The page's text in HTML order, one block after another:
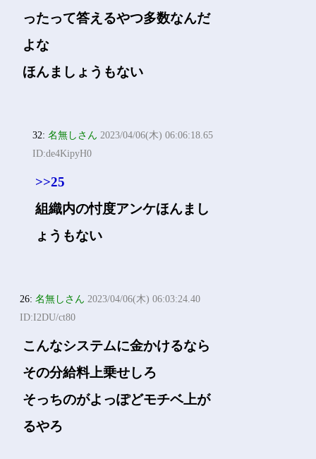
ったって答えるやつ多数なんだ
よな
ほんましょうもない
32:名無しさん 2023/04/06(木) 06:06:18.65
ID:de4KipyH0
>>25
組織内の忖度アンケほんまし
ょうもない
26:名無しさん 2023/04/06(木) 06:03:24.40
ID:I2DU/ct80
こんなシステムに金かけるなら
その分給料上乗せしろ
そっちのがよっぽどモチベ上が
るやろ